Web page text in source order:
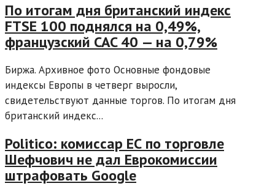
По итогам дня британский индекс
FTSE 100 поднялся на 0,49%,
французский CAC 40 — на 0,79%
Биржа. Архивное фото Основные фондовые
индексы Европы в четверг выросли,
свидетельствуют данные торгов. По итогам дня
британский индекс...
Politico: комиссар ЕС по торговле
Шефчович не дал Еврокомиссии
штрафовать Google